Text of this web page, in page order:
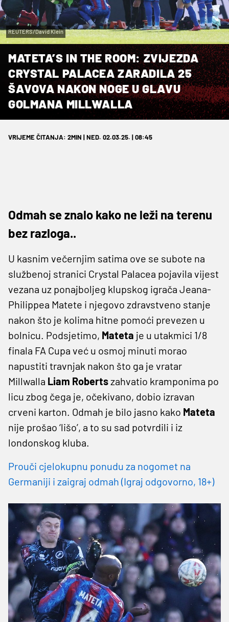
REUTERS/David Klein
MATETA’S IN THE ROOM: ZVIJEZDA
CRYSTAL PALACEA ZARADILA 25
ŠAVOVA NAKON NOGE U GLAVU
GOLMANA MILLWALLA
VRIJEME ČITANJA: 2MIN | NED. 02.03.25. | 08:45
Odmah se znalo kako ne leži na terenu
bez razloga..
U kasnim večernjim satima ove se subote na
službenoj stranici Crystal Palacea pojavila vijest
vezana uz ponajboljeg klupskog igrača Jeana-
Philippea Matete i njegovo zdravstveno stanje
nakon što je kolima hitne pomoći prevezen u
bolnicu. Podsjetimo, Mateta je u utakmici 1/8
finala FA Cupa već u osmoj minuti morao
napustiti travnjak nakon što ga je vratar
Millwalla Liam Robertszahvatio kramponima po
licu zbog čega je, očekivano, dobio izravan
crveni karton. Odmah je bilo jasno kako Mateta
nije prošao ‘lišo’, a to su sad potvrdili i iz
londonskog kluba.
Prouči cjelokupnu ponudu za nogomet na
Germaniji i zaigraj odmah (Igraj odgovorno, 18+)